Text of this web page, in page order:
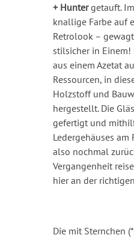
+ Huntergetauft.
knallige Farbe auf
Retrolook –
stilsicher in Einem!
aus einem Azetat
Ressourcen, in
Holzstoff und
hergestellt. Die
gefertigt und
Ledergehäuses am
also nochmal
Vergangenheit
hier an der
Die mit Sternchen